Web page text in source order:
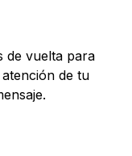
de vuelta para
de tu